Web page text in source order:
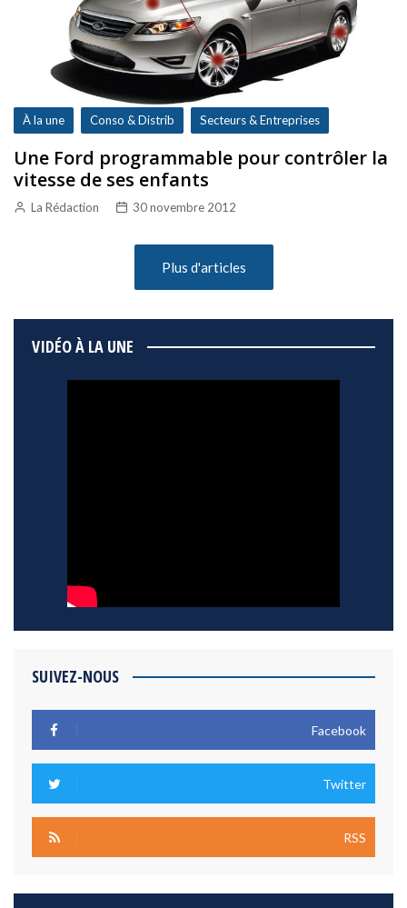
À la une Conso & Distrib Secteurs & Entreprises
Une Ford programmable pour contrôler la
vitesse de ses enfants
La Rédaction 30 novembre 2012
Plus d'articles
VIDÉO À LA UNE
SUIVEZ-NOUS
Facebook
Twitter
RSS